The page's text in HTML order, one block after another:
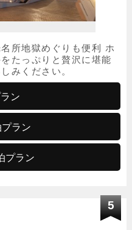
所地獄めぐりも便利 ホ
たっぷりと贅沢に堪能
みください。
ン
ラン
プラン
5